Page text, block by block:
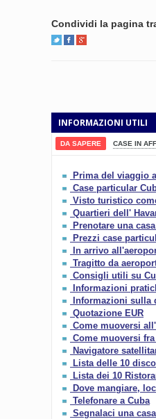
Condividi la pagina
INFORMAZIONI UTILI
DA SAPERE CASE IN
Prima del viaggio
Case particular
Visto turistico
Quartieri dell'
Prenotare una
Prezzi case
In arrivo
Tragitto da
Consigli utili su
Informazioni
Informazioni sulla
Quotazione EUR
Come muoversi
Come muoversi
Navigatore
Lista delle 10
Lista dei 10
Dove mangiare,
Telefonare a Cuba
Segnalaci una